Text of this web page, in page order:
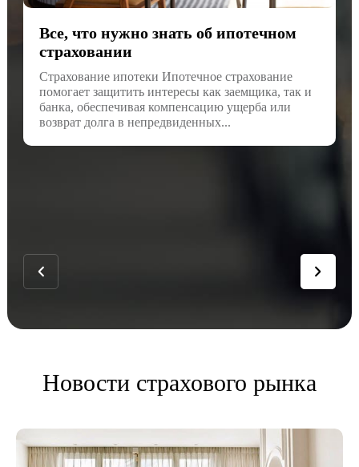
Все, что нужно знать об ипотечном
страховании
Страхование ипотеки Ипотечное страхование
помогает защитить интересы как заемщика, так и
банка, обеспечивая компенсацию ущерба или
возврат долга в непредвиденных...
Новости страхового рынка